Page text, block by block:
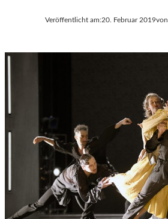
Veröffentlicht am:20. Februar 2019von